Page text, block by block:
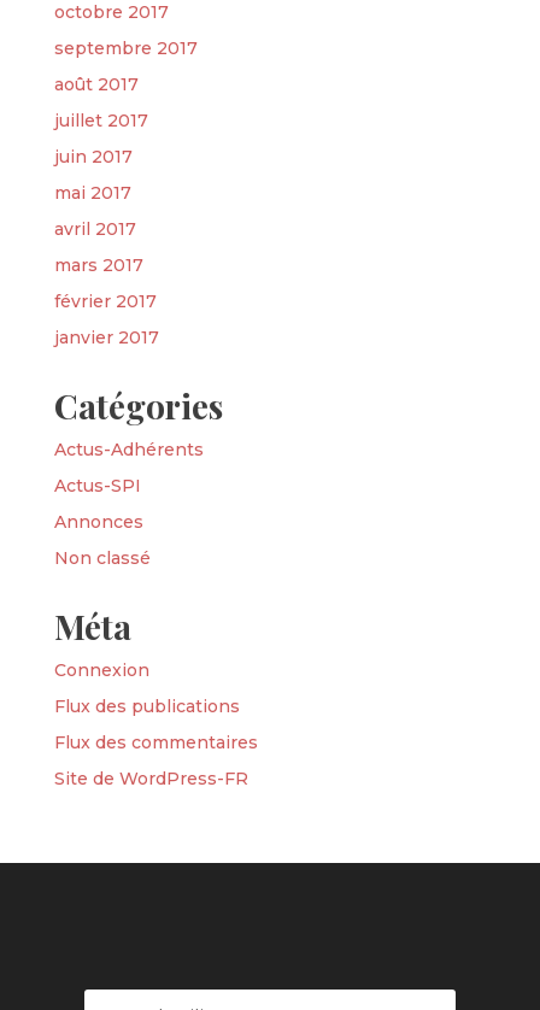
octobre 2017
septembre 2017
août 2017
juillet 2017
juin 2017
mai 2017
avril 2017
mars 2017
février 2017
janvier 2017
Catégories
Actus-Adhérents
Actus-SPI
Annonces
Non classé
Méta
Connexion
Flux des publications
Flux des commentaires
Site de WordPress-FR